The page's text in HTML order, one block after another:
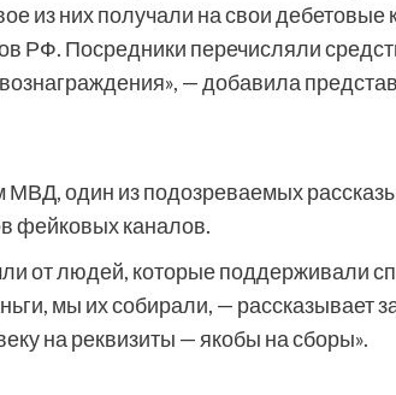
из них получали на свои дебетовые
РФ. Посредники перечисляли
— добавила
один из подозреваемых
фейковых каналов.
от людей, которые поддерживали
мы их собирали, — рассказывает
на реквизиты — якобы на сборы».